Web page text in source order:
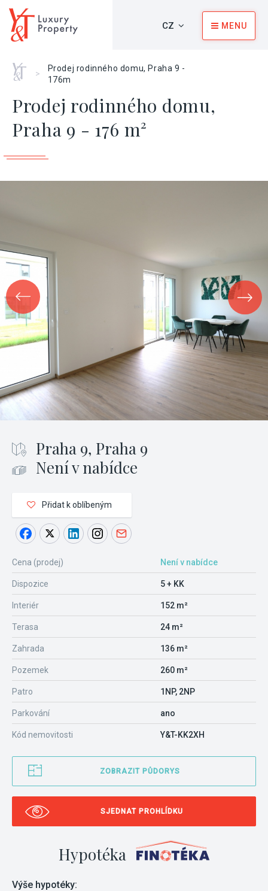
CZ MENU
Home
>
Prodej rodinného domu, Praha 9 -
176m
Prodej rodinného domu,
Praha 9 - 176 m²
Praha 9, Praha 9
Není v nabídce
Přidat k oblíbeným
Cena (prodej) Není v nabídce
Dispozice 5 + KK
Interiér 152 m²
Terasa 24 m²
Zahrada 136 m²
Pozemek 260 m²
Patro 1NP, 2NP
Parkování ano
Kód nemovitosti Y&T-KK2XH
ZOBRAZIT PŮDORYS
SJEDNAT PROHLÍDKU
Hypotéka
Výše hypotéky: